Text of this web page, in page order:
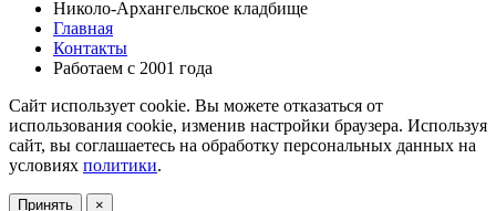
Николо-Архангельское кладбище
Главная
Контакты
Работаем с 2001 года
Сайт использует cookie. Вы можете отказаться от
использования cookie, изменив настройки браузера. Используя
сайт, вы соглашаетесь на обработку персональных данных на
условиях политики.
Принять ×